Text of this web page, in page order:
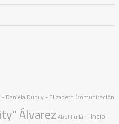
- Daniela Dupuy - Elizabeth (comunicación
Álvarez Abel Furlán "Indio"